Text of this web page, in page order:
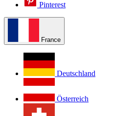
Pinterest
France
Deutschland
Österreich